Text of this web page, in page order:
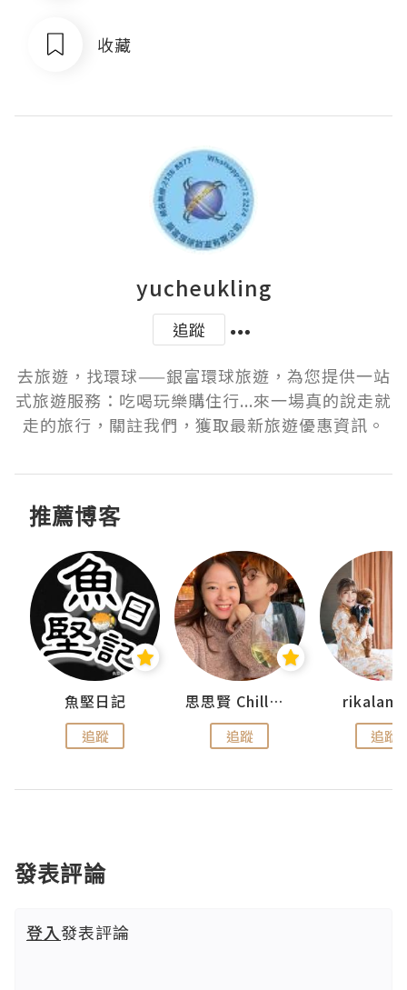
收藏
yucheukling
追蹤
去旅遊，找環球——銀富環球旅遊，為您提供一站
式旅遊服務：吃喝玩樂購住行...來一場真的說走就
走的旅行，關註我們，獲取最新旅遊優惠資訊。
推薦博客
魚堅日記
追蹤
思思賢 ChillMyBabe
追蹤 追蹤
發表評論
登入發表評論